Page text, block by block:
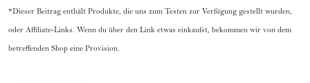
*Dieser Beitrag enthält Produkte, die uns zum Testen zur Verfügung gestellt wurden,
oder Affiliate-Links. Wenn du über den Link etwas einkaufst, bekommen wir von dem
betreffenden Shop eine Provision.